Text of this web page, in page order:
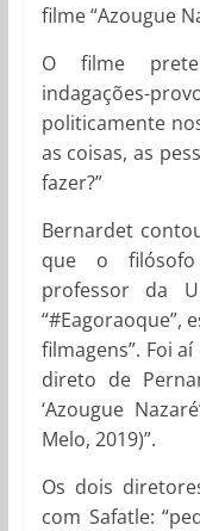
filme “Azougue
O filme
indagações-
politicamente
as coisas, as
fazer?”
Bernardet
que o
professor da
“#Eagoraoque”,
filmagens”. Foi
direto de
‘Azougue
Melo, 2019)”.
Os dois
com Safatle: